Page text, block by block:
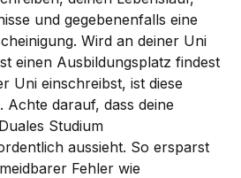
und gegebenenfalls eine
Wird an deiner Uni
einen Ausbildungsplatz findest
Uni einschreibst, ist diese
darauf, dass deine
Studium
aussieht. So ersparst
Fehler wie